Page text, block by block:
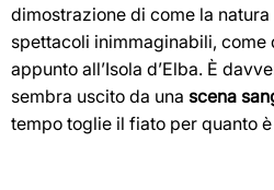
dimostrazione di come la
spettacoli inimmaginabili, come
appunto all’Isola d’Elba. È
sembra uscito da una scena
tempo toglie il fiato per quanto